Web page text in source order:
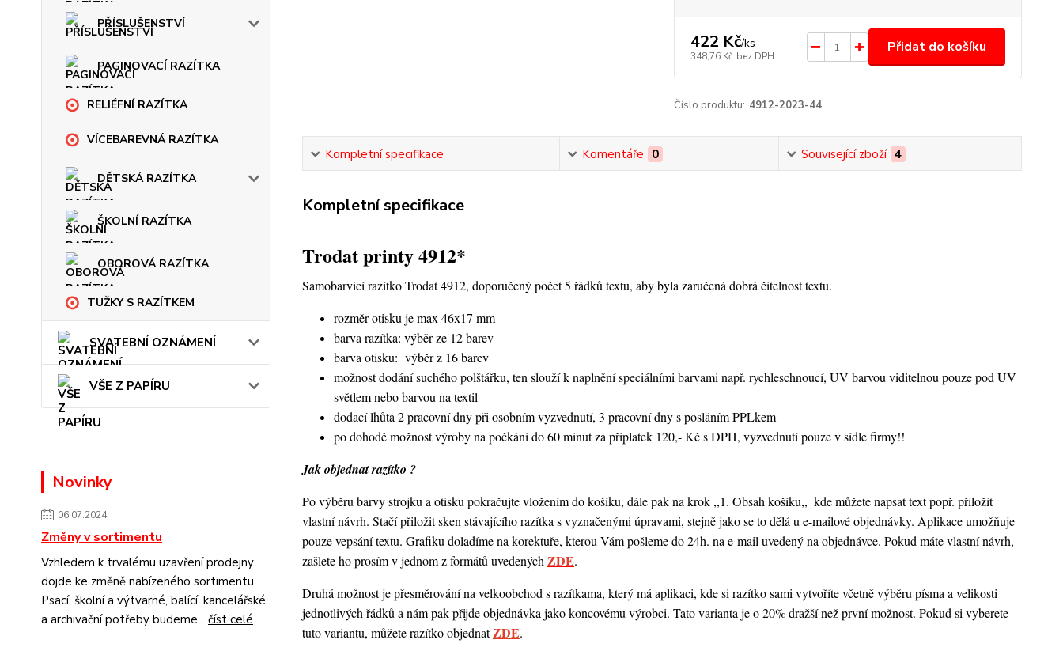
PŘÍSLUŠENSTVÍ
PAGINOVACÍ RAZÍTKA
RELIÉFNÍ RAZÍTKA
VÍCEBAREVNÁ RAZÍTKA
DĚTSKÁ RAZÍTKA
ŠKOLNÍ RAZÍTKA
OBOROVÁ RAZÍTKA
TUŽKY S RAZÍTKEM
SVATEBNÍ OZNÁMENÍ
VŠE Z PAPÍRU
Novinky
06.07.2024
Změny v sortimentu
Vzhledem k trvalému uzavření prodejny
dojde ke změně nabízeného sortimentu.
Psací, školní a výtvarné, balící, kancelářské
a archivační potřeby budeme... číst celé
422 Kč/ks
348,76 Kč bez DPH
Přidat do košíku
Číslo produktu: 4912-2023-44
Kompletní specifikace Komentáře 0 Související zboží 4
Kompletní specifikace
Trodat printy 4912*
Samobarvicí razítko Trodat 4912, doporučený počet 5 řádků textu, aby byla zaručená dobrá čitelnost textu.
rozměr otisku je max 46x17 mm
barva razítka: výběr ze 12 barev
barva otisku: výběr z 16 barev
možnost dodání suchého polštářku, ten slouží k naplnění speciálními barvami např. rychleschnoucí, UV barvou viditelnou pouze pod UV
světlem nebo barvou na textil
dodací lhůta 2 pracovní dny při osobním vyzvednutí, 3 pracovní dny s posláním PPLkem
po dohodě možnost výroby na počkání do 60 minut za příplatek 120,- Kč s DPH, vyzvednutí pouze v sídle firmy!!
Jak objednat razítko ?
Po výběru barvy strojku a otisku pokračujte vložením do košíku, dále pak na krok ,,1. Obsah košíku,, kde můžete napsat text popř. přiložit
vlastní návrh. Stačí přiložit sken stávajícího razítka s vyznačenými úpravami, stejně jako se to dělá u e-mailové objednávky. Aplikace umožňuje
pouze vepsání textu. Grafiku doladíme na korektuře, kterou Vám pošleme do 24h. na e-mail uvedený na objednávce. Pokud máte vlastní návrh,
zašlete ho prosím v jednom z formátů uvedených ZDE.
Druhá možnost je přesměrování na velkoobchod s razítkama, který má aplikaci, kde si razítko sami vytvoříte včetně výběru písma a velikosti
jednotlivých řádků a nám pak přijde objednávka jako koncovému výrobci. Tato varianta je o 20% dražší než první možnost. Pokud si vyberete
tuto variantu, můžete razítko objednatZDE.